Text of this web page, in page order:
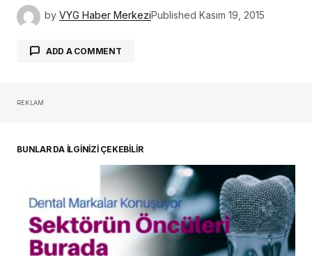
by VYG Haber MerkeziPublished Kasım 19, 2015
ADD A COMMENT
REKLAM
BUNLAR DA İLGİNİZİ ÇEKEBİLİR